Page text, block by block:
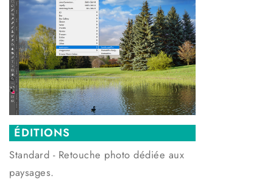
ÉDITIONS
Standard - Retouche photo dédiée aux
paysages.